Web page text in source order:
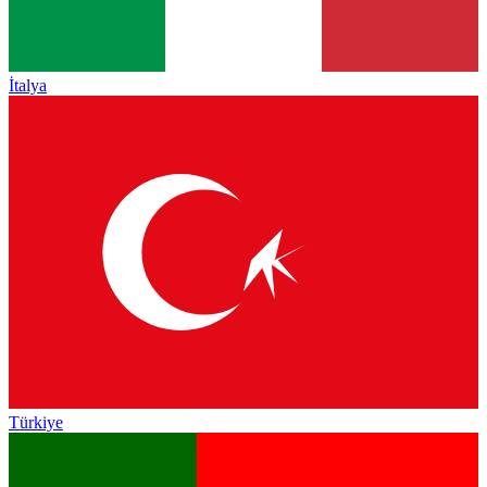
İtalya
Türkiye